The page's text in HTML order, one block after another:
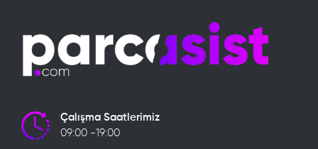
Çalışma Saatlerimiz
09:00 -19:00